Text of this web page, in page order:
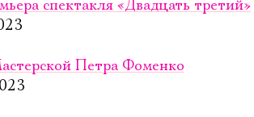
спектакля «Двадцать третий»
Петра Фоменко